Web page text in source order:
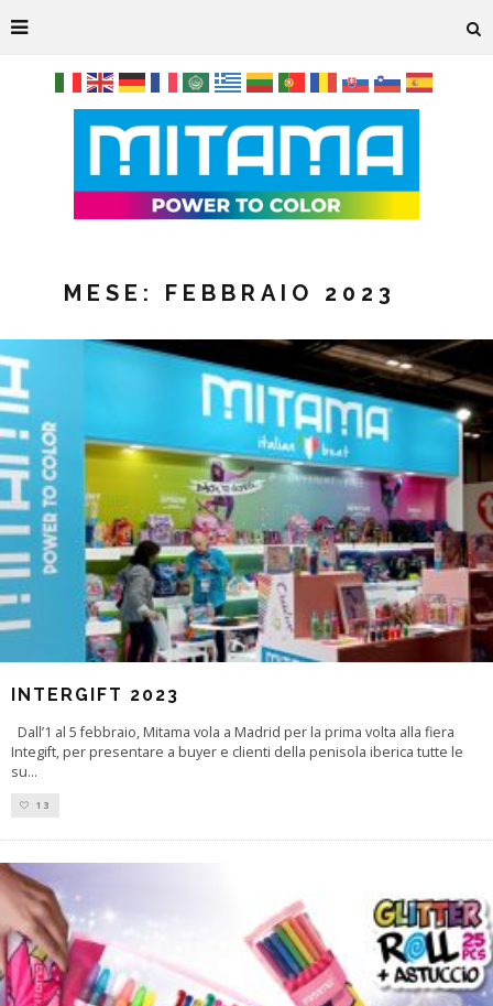
MESE: FEBBRAIO 2023
INTERGIFT 2023
Dall’1 al 5 febbraio, Mitama vola a Madrid per la prima volta alla fiera
Integift, per presentare a buyer e clienti della penisola iberica tutte le
su...
13